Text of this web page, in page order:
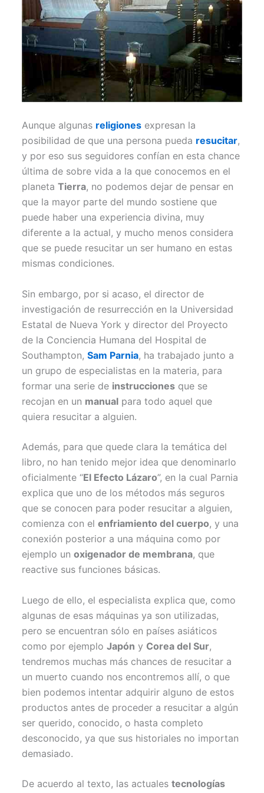
Aunque algunas religiones expresan la
posibilidad de que una persona pueda resucitar,
y por eso sus seguidores confían en esta chance
última de sobre vida a la que conocemos en el
planetaTierra, no podemos dejar de pensar en
que la mayor parte del mundo sostiene que
puede haber una experiencia divina, muy
diferente a la actual, y mucho menos considera
que se puede resucitar un ser humano en estas
mismas condiciones.
Sin embargo, por si acaso, el director de
investigación de resurrección en la Universidad
Estatal de Nueva York y director del Proyecto
de la Conciencia Humana del Hospital de
Southampton,Sam Parnia, ha trabajado junto a
un grupo de especialistas en la materia, para
formar una serie de instrucciones que se
recojan en un manual para todo aquel que
quiera resucitar a alguien.
Además, para que quede clara la temática del
libro, no han tenido mejor idea que denominarlo
oficialmente “El Efecto Lázaro”, en la cual Parnia
explica que uno de los métodos más seguros
que se conocen para poder resucitar a alguien,
comienza con elenfriamiento del cuerpo, y una
conexión posterior a una máquina como por
ejemplo unoxigenador de membrana, que
reactive sus funciones básicas.
Luego de ello, el especialista explica que, como
algunas de esas máquinas ya son utilizadas,
pero se encuentran sólo en países asiáticos
como por ejemploJapón y Corea del Sur,
tendremos muchas más chances de resucitar a
un muerto cuando nos encontremos allí, o que
bien podemos intentar adquirir alguno de estos
productos antes de proceder a resucitar a algún
ser querido, conocido, o hasta completo
desconocido, ya que sus historiales no importan
demasiado.
De acuerdo al texto, las actualestecnologías